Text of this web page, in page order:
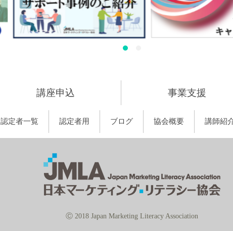
講座申込 事業支援
認定者一覧 認定者用 ブログ 協会概要 講師紹
Ⓒ 2018 Japan Marketing Literacy Association